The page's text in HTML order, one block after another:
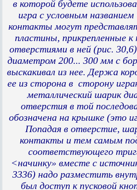
в которой будете
игра с условным
контакты могут
пластины, прикрепленные
отверстиями в ней (рис.
диаметром 200... 300 мм с
выскакивал из нее. Держа
ее из сторона в сторону
металлический шарик
отверстия в той
обозначена на крышке (это
Попадая в отверстие,
контакты и тем самым
соответствующего
<начинку» вместе с
3336) надо разместить
был доступ к пусковой